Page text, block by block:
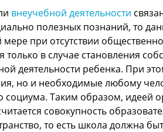
внеучебной деятельности
полезных познаний, то
при отсутствии
только в случае становления
деятельности ребенка. При
но и необходимые любому
социума. Таким образом, идеей
совокупность
то есть школа должна